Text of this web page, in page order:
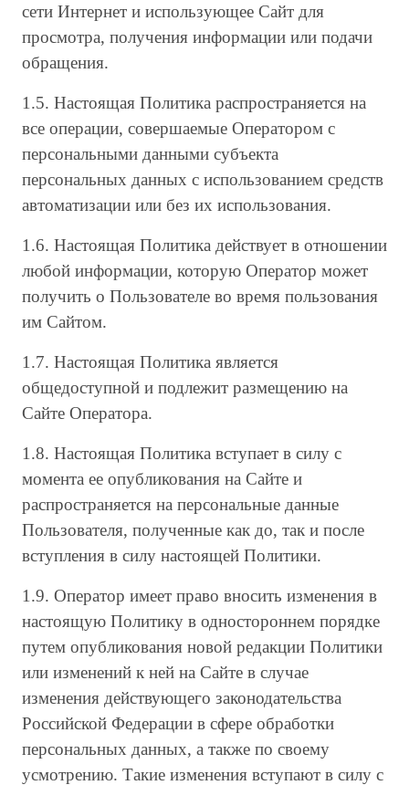
сети Интернет и использующее Сайт для
просмотра, получения информации или подачи
обращения.
1.5. Настоящая Политика распространяется на
все операции, совершаемые Оператором с
персональными данными субъекта
персональных данных с использованием средств
автоматизации или без их использования.
1.6. Настоящая Политика действует в отношении
любой информации, которую Оператор может
получить о Пользователе во время пользования
им Сайтом.
1.7. Настоящая Политика является
общедоступной и подлежит размещению на
Сайте Оператора.
1.8. Настоящая Политика вступает в силу с
момента ее опубликования на Сайте и
распространяется на персональные данные
Пользователя, полученные как до, так и после
вступления в силу настоящей Политики.
1.9. Оператор имеет право вносить изменения в
настоящую Политику в одностороннем порядке
путем опубликования новой редакции Политики
или изменений к ней на Сайте в случае
изменения действующего законодательства
Российской Федерации в сфере обработки
персональных данных, а также по своему
усмотрению. Такие изменения вступают в силу с